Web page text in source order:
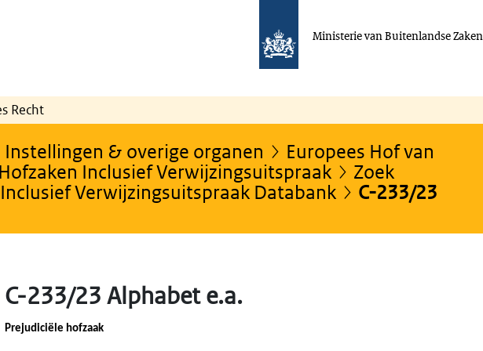
Ministerie van Buitenlandse Zaken
Recht
Instellingen & overige organen
Europees Hof van
Inclusief Verwijzingsuitspraak
Zoek
Verwijzingsuitspraak Databank
C-233/23
C-233/23 Alphabet e.a.
Prejudiciële hofzaak